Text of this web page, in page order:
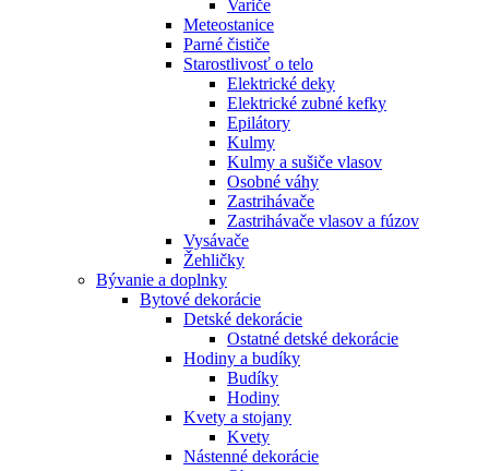
Variče
Meteostanice
Parné čističe
Starostlivosť o telo
Elektrické deky
Elektrické zubné kefky
Epilátory
Kulmy
Kulmy a sušiče vlasov
Osobné váhy
Zastrihávače
Zastrihávače vlasov a fúzov
Vysávače
Žehličky
Bývanie a doplnky
Bytové dekorácie
Detské dekorácie
Ostatné detské dekorácie
Hodiny a budíky
Budíky
Hodiny
Kvety a stojany
Kvety
Nástenné dekorácie